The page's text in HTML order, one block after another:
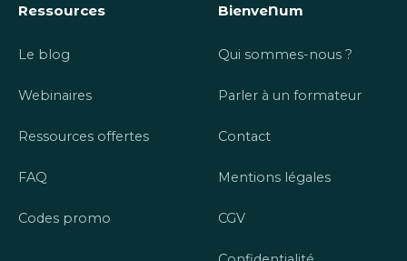
Ressources
Le blog
Webinaires
Ressources offertes
FAQ
Codes promo
BienveNum
Qui sommes-nous ?
Parler à un formateur
Contact
Mentions légales
CGV